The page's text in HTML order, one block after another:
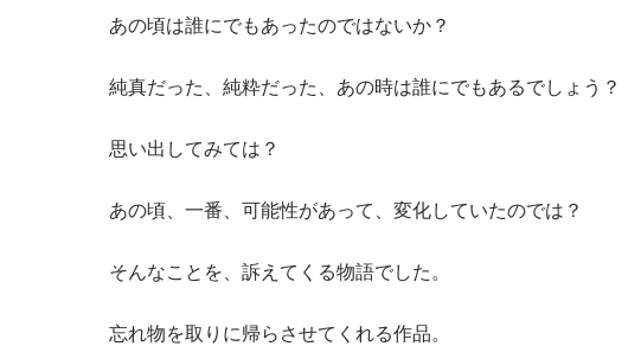
あの頃は誰にでもあったのではないか？
純真だった、純粋だった、あの時は誰にでもあるでしょう？
思い出してみては？
あの頃、一番、可能性があって、変化していたのでは？
そんなことを、訴えてくる物語でした。
忘れ物を取りに帰らさせてくれる作品。